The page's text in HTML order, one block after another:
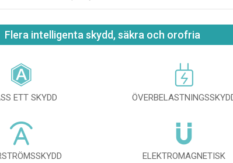
Flera intelligenta skydd, säkra och orofria
ETT SKYDD
ELEKTROMAGNETISK